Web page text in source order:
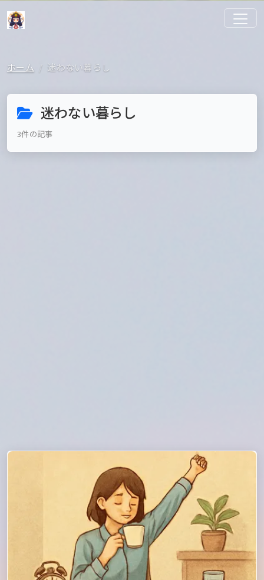
ホーム 迷わない暮らし
迷わない暮らし
3件の記事